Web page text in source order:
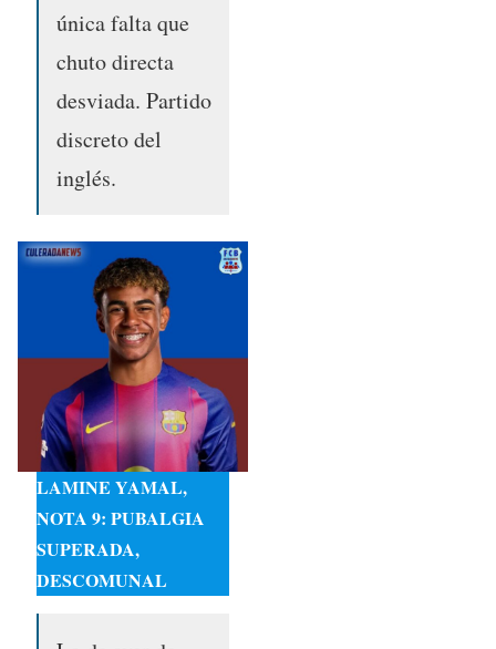
única falta que
chuto directa
desviada. Partido
discreto del
inglés.
LAMINE YAMAL,
NOTA 9: PUBALGIA
SUPERADA,
DESCOMUNAL